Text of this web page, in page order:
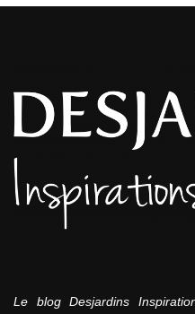
Le blog Desjardins